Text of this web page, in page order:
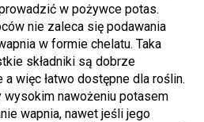
w pożywce potas.
nie zaleca się podawania
w formie chelatu. Taka
składniki są dobrze
więc łatwo dostępne dla roślin.
wysokim nawożeniu potasem
wapnia, nawet jeśli jego